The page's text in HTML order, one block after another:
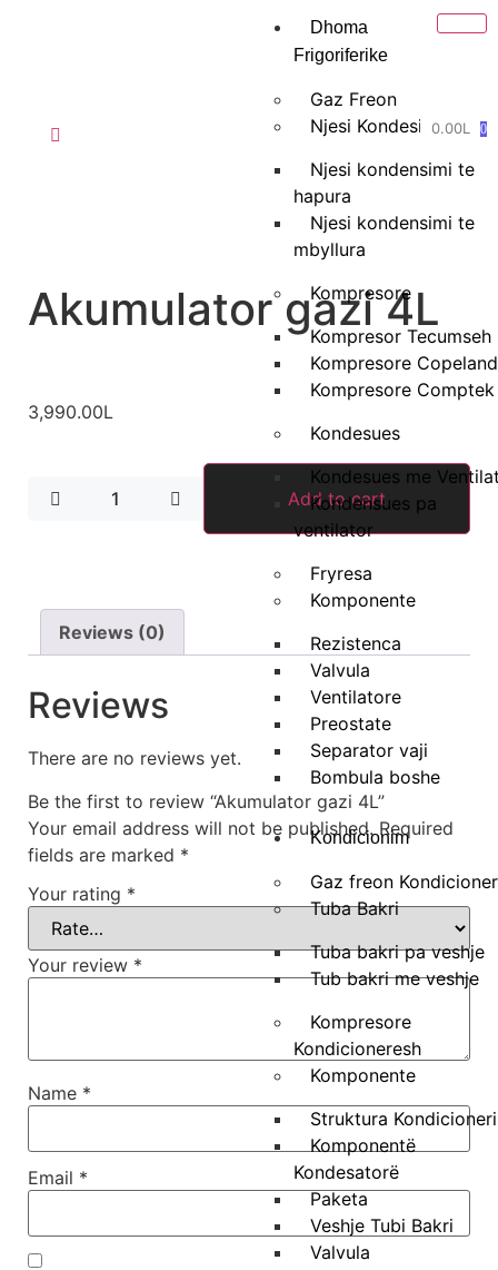
Dhoma
Frigoriferike
Gaz Freon
Njesi Kondesimi
Njesi kondensimi te
hapura
Njesi kondensimi te
mbyllura
Kompresore
Kompresor Tecumseh
Kompresore Copeland
Kompresore Comptek
Kondesues
Kondesues me
Kondensues pa
ventilator
Fryresa
Komponente
Rezistenca
Valvula
Ventilatore
Preostate
Separator vaji
Bombula boshe
Kondicionim
Gaz freon
Tuba Bakri
Tuba bakri pa veshje
Tub bakri me veshje
Kompresore
Kondicioneresh
Komponente
Struktura Kondicioneri
Komponentë
Kondesatorë
Paketa
Veshje Tubi Bakri
Valvula
0.00L 0
Akumulator gazi 4L
3,990.00L
Add to cart
Reviews (0)
Reviews
There are no reviews yet.
Be the first to review “Akumulator gazi 4L”
Your email address will not be published. Required
fields are marked *
Your rating *
Your review *
Name *
Email *